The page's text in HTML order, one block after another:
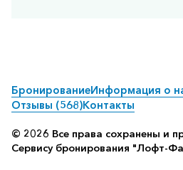
БронированиеИнформация о
Отзывы (568)Контакты
© 2026 Все права сохранены и
Сервису бронирования "Лофт-